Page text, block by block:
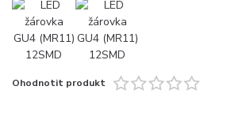
Ohodnotit produkt